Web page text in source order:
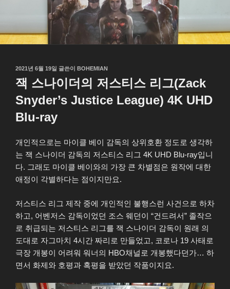
작
성
일
자
2021년 6월 19일 글쓴이 BOHEMIAN
잭 스나이더의 저스티스 리그(Zack
Snyder’s Justice League) 4K UHD
Blu-ray
개인적으로는 마이클 베이 감독의 상위호환 정도로 생각하
는 잭 스나이더 감독의 저스티스 리그 4K UHD Blu-ray입니
다. 그래도 마이클 베이와의 가장 큰 차별점은 원작에 대한
애정이 각별하다는 점이지만요.
저스티스 리그 제작 중에 개인적인 불행스런 사건으로 하차
하고, 어벤저스 감독이었던 조스 웨던이 “건드려서” 졸작으
로 취급되는 저스티스 리그를 잭 스나이더 감독이 원래 의
도대로 자그마치 4시간 짜리로 만들었고, 코로나 19 사태로
극장 개봉이 어려워 워너의 HBO채널로 개봉했다던가… 하
면서 화제와 호평과 혹평을 받았던 작품이지요.